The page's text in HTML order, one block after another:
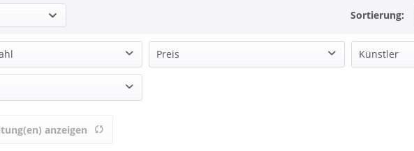
Sortierung:
Theater Berlin
Preis Künstler
anzeigen